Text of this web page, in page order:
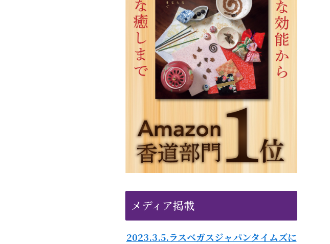
メディア掲載
2023.3.5.ラスベガスジャパンタイムズに